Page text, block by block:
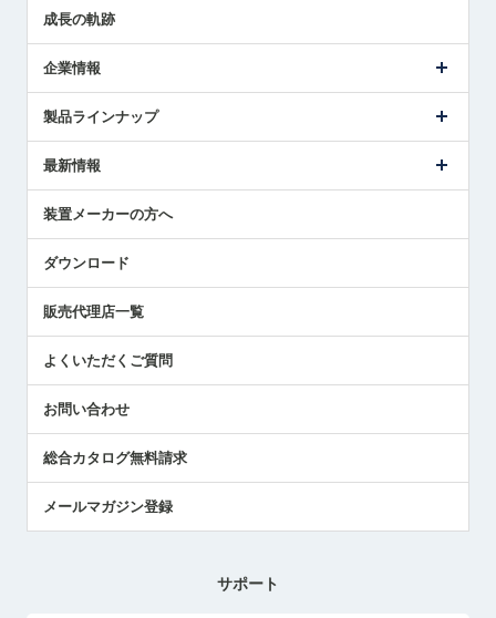
成長の軌跡
企業情報
ごあいさつ
受賞履歴
採用情報
国/地域/言語
製品ラインナップ
ツールセッタ製品
エアマイクロセンサ製品
最新情報
メトロールの技術
社員ブログ
中小企業のBCP地震対策
センサのテクニカルガイド
社長ブログ
装置メーカーの方へ
ダウンロード
販売代理店一覧
よくいただくご質問
お問い合わせ
総合カタログ無料請求
メールマガジン登録
サポート